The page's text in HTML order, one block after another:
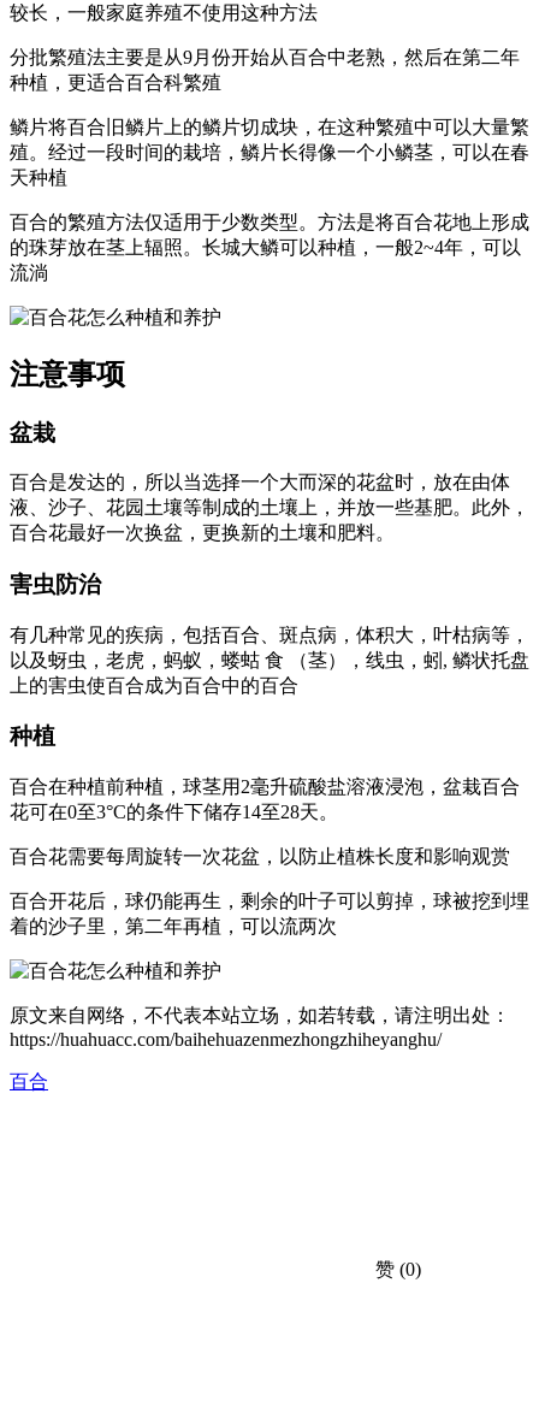
较长，一般家庭养殖不使用这种方法
分批繁殖法主要是从9月份开始从百合中老熟，然后在第二年
种植，更适合百合科繁殖
鳞片将百合旧鳞片上的鳞片切成块，在这种繁殖中可以大量繁
殖。经过一段时间的栽培，鳞片长得像一个小鳞茎，可以在春
天种植
百合的繁殖方法仅适用于少数类型。方法是将百合花地上形成
的珠芽放在茎上辐照。长城大鳞可以种植，一般2~4年，可以
流淌
注意事项
盆栽
百合是发达的，所以当选择一个大而深的花盆时，放在由体
液、沙子、花园土壤等制成的土壤上，并放一些基肥。此外，
百合花最好一次换盆，更换新的土壤和肥料。
害虫防治
有几种常见的疾病，包括百合、斑点病，体积大，叶枯病等，
以及蚜虫，老虎，蚂蚁，蝼蛄 食 （茎），线虫，蚓, 鳞状托盘
上的害虫使百合成为百合中的百合
种植
百合在种植前种植，球茎用2毫升硫酸盐溶液浸泡，盆栽百合
花可在0至3°C的条件下储存14至28天。
百合花需要每周旋转一次花盆，以防止植株长度和影响观赏
百合开花后，球仍能再生，剩余的叶子可以剪掉，球被挖到埋
着的沙子里，第二年再植，可以流两次
原文来自网络，不代表本站立场，如若转载，请注明出处：
https://huahuacc.com/baihehuazenmezhongzhiheyanghu/
百合
赞 (0)